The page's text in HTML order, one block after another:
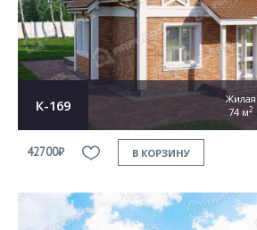
К-169
Жилая
74 м2
42700₽ В КОРЗИНУ